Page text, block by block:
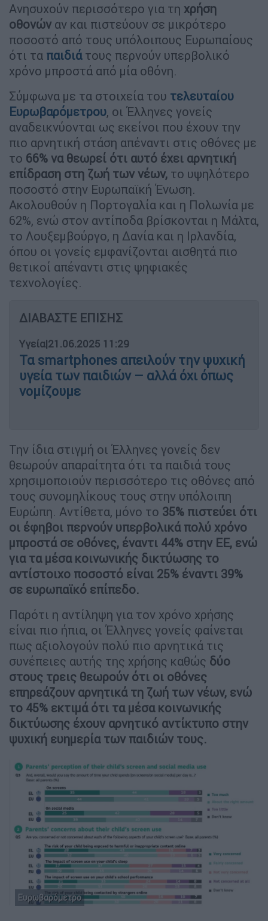
Ανησυχούν περισσότερο για τη χρήση
οθονών αν και πιστεύουν σε μικρότερο
ποσοστό από τους υπόλοιπους Ευρωπαίους
ότι τα παιδιά τους περνούν υπερβολικό
χρόνο μπροστά από μία οθόνη.
Σύμφωνα με τα στοιχεία του τελευταίου
Ευρωβαρόμετρου, οι Έλληνες γονείς
αναδεικνύονται ως εκείνοι που έχουν την
πιο αρνητική στάση απέναντι στις οθόνες με
το 66% να θεωρεί ότι αυτό έχει αρνητική
επίδραση στη ζωή των νέων, το υψηλότερο
ποσοστό στην Ευρωπαϊκή Ένωση.
Ακολουθούν η Πορτογαλία και η Πολωνία με
62%, ενώ στον αντίποδα βρίσκονται η Μάλτα,
το Λουξεμβούργο, η Δανία και η Ιρλανδία,
όπου οι γονείς εμφανίζονται αισθητά πιο
θετικοί απέναντι στις ψηφιακές
τεχνολογίες.
ΔΙΑΒΑΣΤΕ ΕΠΙΣΗΣ
Υγεία|21.06.2025 11:29
Τα smartphones απειλούν την ψυχική
υγεία των παιδιών – αλλά όχι όπως
νομίζουμε
Την ίδια στιγμή οι Έλληνες γονείς δεν
θεωρούν απαραίτητα ότι τα παιδιά τους
χρησιμοποιούν περισσότερο τις οθόνες από
τους συνομηλίκους τους στην υπόλοιπη
Ευρώπη. Αντίθετα, μόνο το 35% πιστεύει ότι
οι έφηβοι περνούν υπερβολικά πολύ χρόνο
μπροστά σε οθόνες, έναντι 44% στην ΕΕ, ενώ
για τα μέσα κοινωνικής δικτύωσης το
αντίστοιχο ποσοστό είναι 25% έναντι 39%
σε ευρωπαϊκό επίπεδο.
Παρότι η αντίληψη για τον χρόνο χρήσης
είναι πιο ήπια, οι Έλληνες γονείς φαίνεται
πως αξιολογούν πολύ πιο αρνητικά τις
συνέπειες αυτής της χρήσης καθώς δύο
στους τρεις θεωρούν ότι οι οθόνες
επηρεάζουν αρνητικά τη ζωή των νέων, ενώ
το 45% εκτιμά ότι τα μέσα κοινωνικής
δικτύωσης έχουν αρνητικό αντίκτυπο στην
ψυχική ευημερία των παιδιών τους.
Ευρωβαρόμετρο